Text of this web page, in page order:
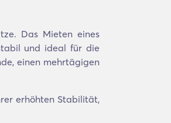
Das Mieten eines
und ideal für die
einen mehrtägigen
erhöhten Stabilität,